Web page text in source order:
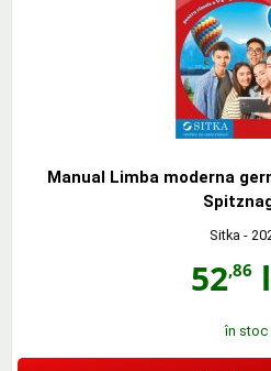
Manual Limba moderna
Sitka -
52,86
în stoc